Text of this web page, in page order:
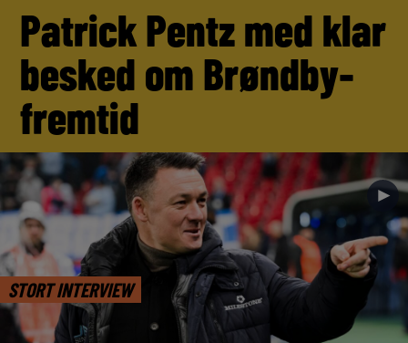
Patrick Pentz med klar
besked om Brøndby-
fremtid
STORT INTERVIEW
►